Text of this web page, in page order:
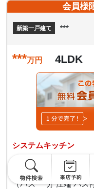
会員様
新築一戸建て ***
***万円 4LDK
システムキッチン
一宮市***
名鉄名古屋本線 名鉄
（バス ***分 江端 バス